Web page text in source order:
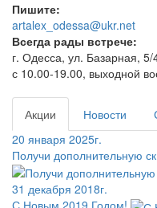
Пишите:
artalex_odessa@ukr.net
Всегда рады встрече:
г. Одесса, ул. Базарная, 5/
с 10.00-19.00, выходной
Акции Новости
20 января 2025г.
Получи дополнительную
31 декабря 2018г.